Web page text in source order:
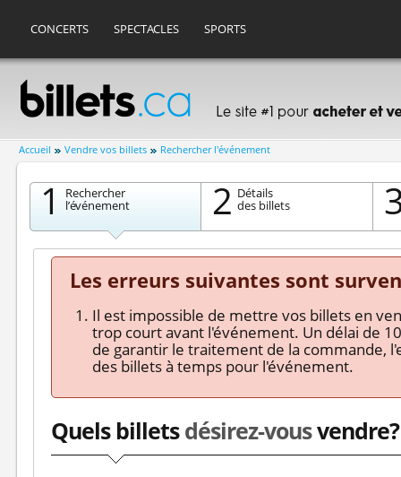
CONCERTS SPECTACLES SPORTS
Accueil Vendre vos billets Rechercher l'événement
1 Rechercher
l’événement 2 Détails
des billets
Les erreurs suivantes sont
Il est impossible de mettre vos billets en
trop court avant l'événement. Un délai de
de garantir le traitement de la commande,
des billets à temps pour l'événement.
Quels billetsdésirez-vousvendre?